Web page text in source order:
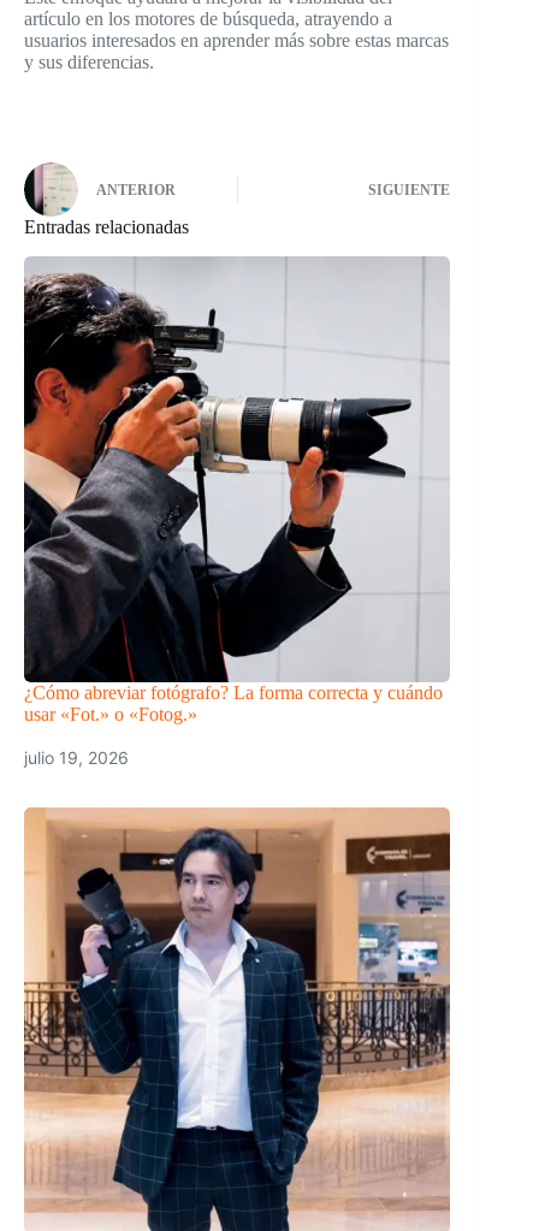
artículo en los motores de búsqueda, atrayendo a
usuarios interesados en aprender más sobre estas marcas
y sus diferencias.
ANTERIOR SIGUIENTE
Entradas relacionadas
¿Cómo abreviar fotógrafo? La forma correcta y cuándo
usar «Fot.» o «Fotog.»
julio 19, 2026